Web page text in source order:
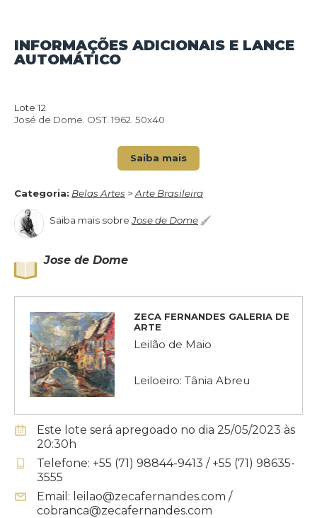
INFORMAÇÕES ADICIONAIS E LANCE
AUTOMÁTICO
Lote 12
José de Dome. OST. 1962. 50x40
Saiba mais
Categoria: Belas Artes > Arte Brasileira
Saiba mais sobreJose de Dome
Jose de Dome
ZECA FERNANDES GALERIA DE
ARTE
Leilão de Maio
Leiloeiro: Tânia Abreu
Este lote será apregoado no dia 25/05/2023 às
20:30h
Telefone: +55 (71) 98844-9413 / +55 (71) 98635-
3555
Email: leilao@zecafernandes.com /
cobranca@zecafernandes.com